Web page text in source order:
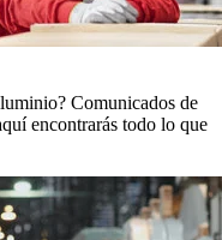
Comunicados de
encontrarás todo lo que